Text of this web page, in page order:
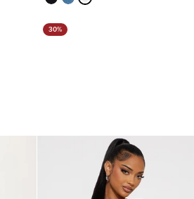
30%